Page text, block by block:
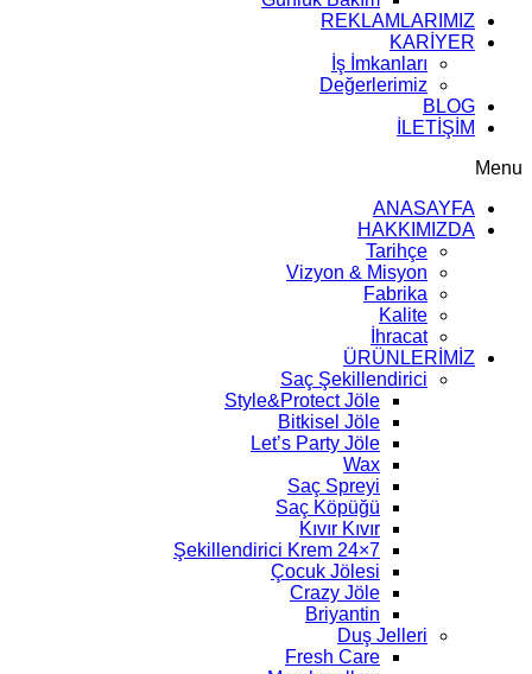
REKLAMLARIMIZ
KARİYER
İş İmkanları
Değerlerimiz
BLOG
İLETİŞİM
Menu
ANASAYFA
HAKKIMIZDA
Tarihçe
Vizyon & Misyon
Fabrika
Kalite
İhracat
ÜRÜNLERİMİZ
Saç Şekillendirici
Style&Protect Jöle
Bitkisel Jöle
Let’s Party Jöle
Wax
Saç Spreyi
Saç Köpüğü
Kıvır Kıvır
7×24 Şekillendirici Krem
Çocuk Jölesi
Crazy Jöle
Briyantin
Duş Jelleri
Fresh Care